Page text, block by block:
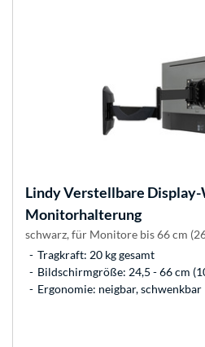
LindyVerstellbare
Monitorhalterung
schwarz, für Monitore bis 66 cm
Tragkraft: 20 kg gesamt
Bildschirmgröße: 24,5 - 66 cm
Ergonomie: neigbar, schwenkbar